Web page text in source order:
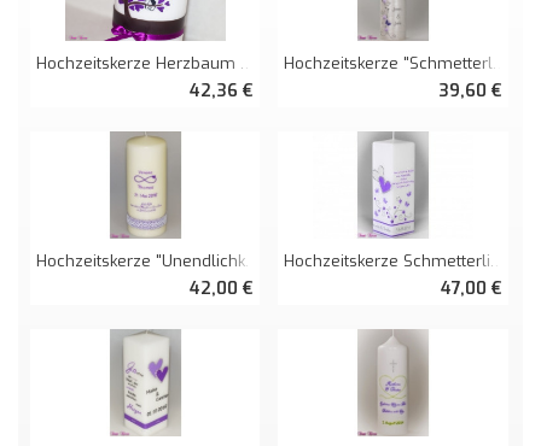
Hochzeitskerze Herzbaum Und Katzenliebe
42,36 €
Hochzeitskerze "Schmetterlingsfamilie" In Perlmutt
39,60 €
Hochzeitskerze "Unendlichkeitszeichen Mit Spitze Und Spruch"
42,00 €
Hochzeitskerze Schmetterlingsranken Mit Spruch Viereckig Groß
47,00 €